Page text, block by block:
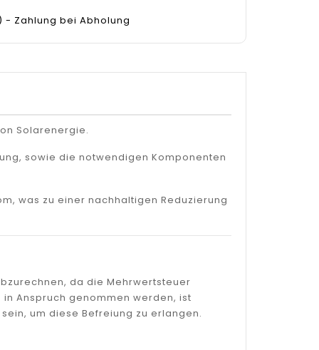
- Zahlung bei Abholung
Solarenergie.
sowie die notwendigen Komponenten
was zu einer nachhaltigen Reduzierung
da die Mehrwertsteuer
in Anspruch genommen werden, ist
um diese Befreiung zu erlangen.